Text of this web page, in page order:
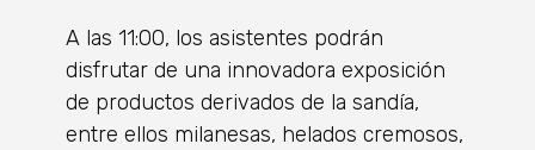
A las 11:00, los asistentes podrán
disfrutar de una innovadora exposición
de productos derivados de la sandía,
entre ellos milanesas, helados cremosos,